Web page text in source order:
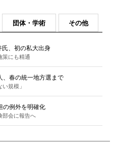
団体・学術 その他
、初の私大出身
策にも精通
、春の統一地方選まで
規模」
の例外を明確化
部会に報告へ